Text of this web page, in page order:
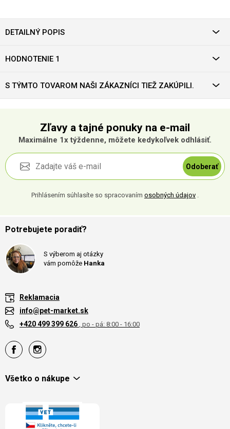
DETAILNÝ POPIS
HODNOTENIE 1
S TÝMTO TOVAROM NAŠI ZÁKAZNÍCI TIEŽ ZAKÚPILI.
Zľavy a tajné ponuky na e-mail
Maximálne 1x týždenne, môžete kedykoľvek odhlásiť.
Odoberať
Prihlásením súhlasíte so spracovaním osobných údajov .
Potrebujete poradiť?
S výberom aj otázky
vám pomôže Hanka
Reklamacia
info@pet-market.sk
+420 499 399 626 , po - pá: 8:00 - 16:00
Všetko o nákupe